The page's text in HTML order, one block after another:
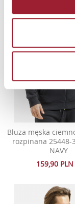
Bluza męska
rozpinana 25448-
NAVY
159,90 PLN